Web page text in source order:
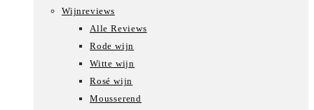
Wijnreviews
Alle Reviews
Rode wijn
Witte wijn
Rosé wijn
Mousserend